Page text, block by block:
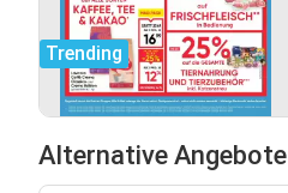
Trending
Alternative Angebote